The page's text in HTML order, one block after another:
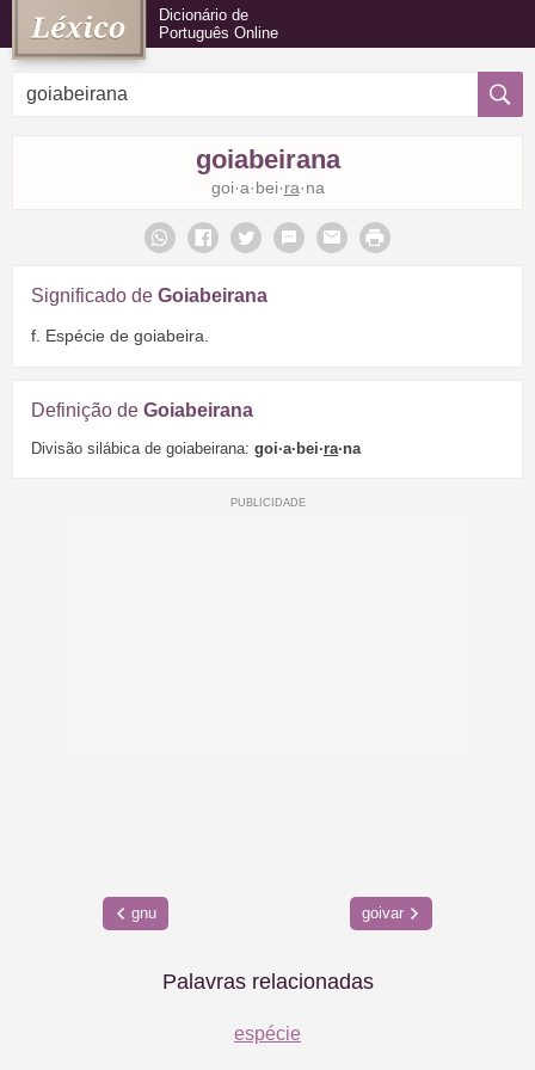
Dicionário de
Português Online
goiabeirana
goi·a·bei·ra·na
Significado de Goiabeirana
f. Espécie de goiabeira.
Definição de Goiabeirana
Divisão silábica de goiabeirana: goi·a·bei·ra·na
gnu goivar
Palavras relacionadas
espécie